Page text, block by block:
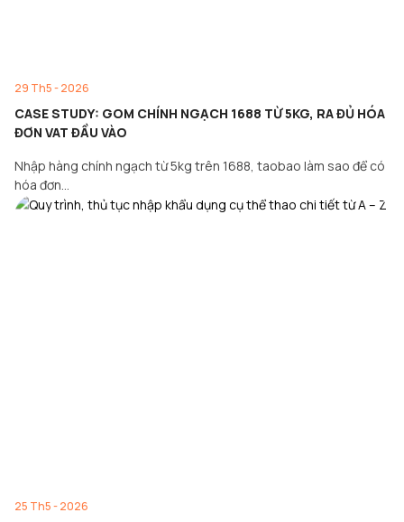
29 Th5 - 2026
CASE STUDY: GOM CHÍNH NGẠCH 1688 TỪ 5KG, RA ĐỦ HÓA
ĐƠN VAT ĐẦU VÀO
Nhập hàng chính ngạch từ 5kg trên 1688, taobao làm sao để có
hóa đơn…
25 Th5 - 2026